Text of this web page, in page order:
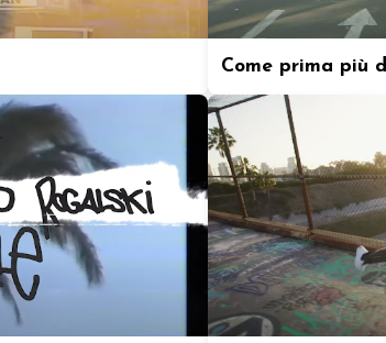
Come prima più